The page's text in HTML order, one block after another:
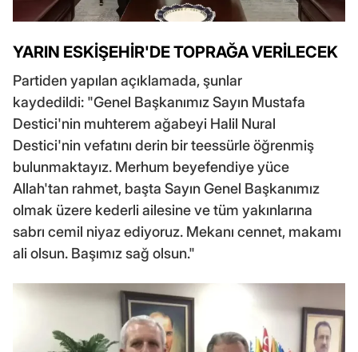
YARIN ESKİŞEHİR'DE TOPRAĞA VERİLECEK
Partiden yapılan açıklamada, şunlar
kaydedildi: "Genel Başkanımız Sayın Mustafa
Destici'nin muhterem ağabeyi Halil Nural
Destici'nin vefatını derin bir teessürle öğrenmiş
bulunmaktayız. Merhum beyefendiye yüce
Allah'tan rahmet, başta Sayın Genel Başkanımız
olmak üzere kederli ailesine ve tüm yakınlarına
sabrı cemil niyaz ediyoruz. Mekanı cennet, makamı
ali olsun. Başımız sağ olsun."